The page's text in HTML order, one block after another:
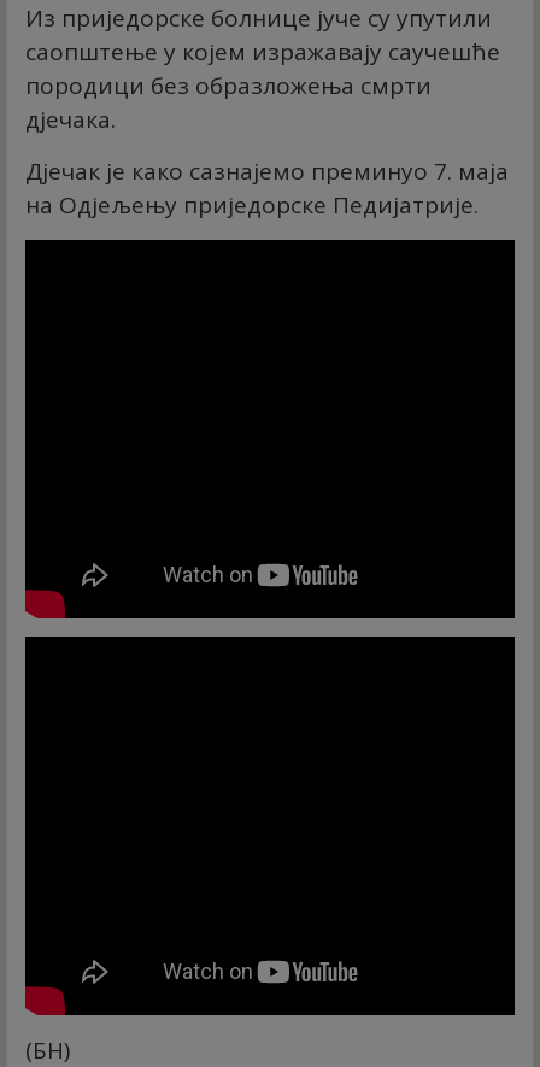
Из приједорске болнице јуче су упутили
саопштење у којем изражавају саучешће
породици без образложења смрти
дјечака.
Дјечак је како сазнајемо преминуо 7. маја
на Одјељењу приједорске Педијатрије.
(БН)